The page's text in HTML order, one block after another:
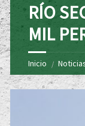
RÍO
MIL
Inicio